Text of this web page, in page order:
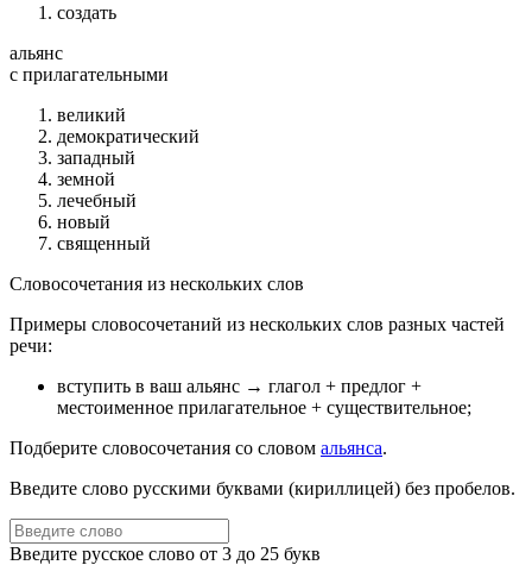
создать
альянс
c прилагательными
великий
демократический
западный
земной
лечебный
новый
священный
Словосочетания из нескольких слов
Примеры словосочетаний из нескольких слов разных частей
речи:
вступить в ваш альянс → глагол + предлог +
местоименное прилагательное + существительное;
Подберите словосочетания со словом альянса.
Введите слово русскими буквами (кириллицей) без пробелов.
Введите русское слово от 3 до 25 букв